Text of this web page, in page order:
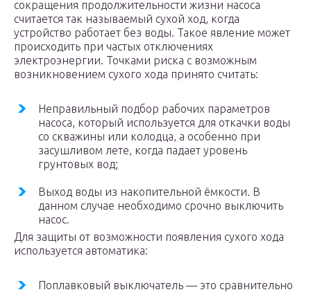
сокращения продолжительности жизни насоса
считается так называемый сухой ход, когда
устройство работает без воды. Такое явление может
происходить при частых отключениях
электроэнергии. Точками риска с возможным
возникновением сухого хода принято считать:
Неправильный подбор рабочих параметров
насоса, который используется для откачки воды
со скважины или колодца, а особенно при
засушливом лете, когда падает уровень
грунтовых вод;
Выход воды из накопительной ёмкости. В
данном случае необходимо срочно выключить
насос.
Для защиты от возможности появления сухого хода
используется автоматика:
Поплавковый выключатель — это сравнительно